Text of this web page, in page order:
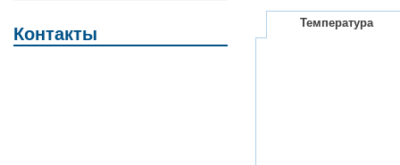
Контакты
Температура